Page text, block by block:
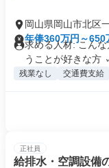
岡山県岡山市北区
年俸360万円～650
求める人材: こん
うことが好きな方
残業なし 交通費支給
正社員
給排水・空調設備